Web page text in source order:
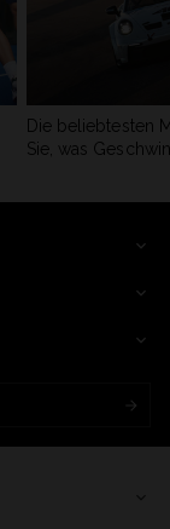
Die beliebtesten
Sie, was